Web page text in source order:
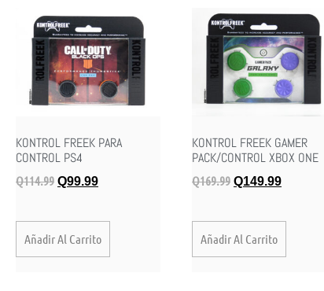
KONTROL FREEK PARA
CONTROL PS4
Q114.99 Q99.99
Añadir Al Carrito
KONTROL FREEK GAMER
PACK/CONTROL XBOX ONE
Q169.99 Q149.99
Añadir Al Carrito